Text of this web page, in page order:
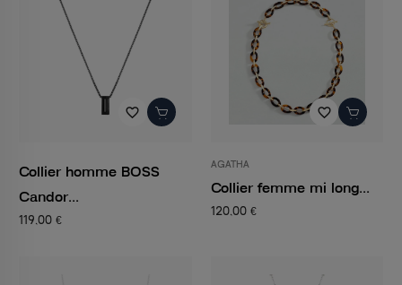
favorite_border
Collier homme BOSS
Candor...
119,00 €
favorite_border
AGATHA
Collier femme mi long...
120,00 €